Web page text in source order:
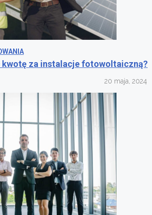
kwotę za instalacje fotowoltaiczną?
20 maja, 2024